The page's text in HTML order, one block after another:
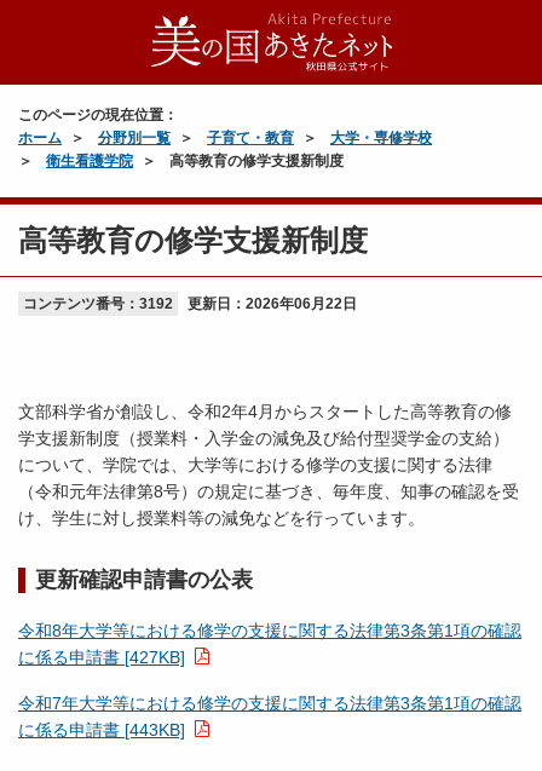
このページの現在位置：
ホーム
分野別一覧 子育て・教育
大学・専修学校
衛生看護学院
高等教育の修学支援新制度
高等教育の修学支援新制度
コンテンツ番号：3192 更新日： 2026年06月22日
文部科学省が創設し、令和2年4月からスタートした高等教育の修
学支援新制度（授業料・入学金の減免及び給付型奨学金の支給）
について、学院では、大学等における修学の支援に関する法律
（令和元年法律第8号）の規定に基づき、毎年度、知事の確認を受
け、学生に対し授業料等の減免などを行っています。
更新確認申請書の公表
令和8年大学等における修学の支援に関する法律第3条第1項の確認
に係る申請書 [427KB]
令和7年大学等における修学の支援に関する法律第3条第1項の確認
に係る申請書 [443KB]